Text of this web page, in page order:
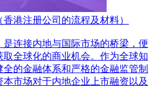
港注册公司的流程及材料）
连接内地与国际市场的桥梁，便
全球化的商业机会。作为全球知
的金融体系和严格的金融监管制
市场对于内地企业上市融资以及